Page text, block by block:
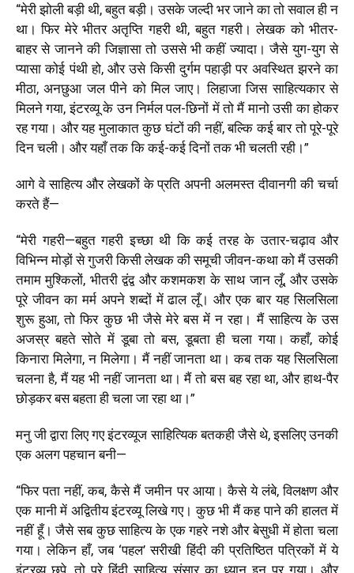
“मेरी झोली बड़ी थी, बहुत बड़ी। उसके जल्दी भर जाने का तो सवाल ही न
था। फिर मेरे भीतर अतृप्ति गहरी थी, बहुत गहरी। लेखक को भीतर-
बाहर से जानने की जिज्ञासा तो उससे भी कहीं ज्यादा। जैसे युग-युग से
प्यासा कोई पंथी हो, और उसे किसी दुर्गम पहाड़ी पर अवस्थित झरने का
मीठा, अनछुआ जल पीने को मिल जाए। लिहाजा जिस साहित्यकार से
मिलने गया, इंटरव्यू के उन निर्मल पल-छिनों में तो मैं मानो उसी का होकर
रह गया। और यह मुलाकात कुछ घंटों की नहीं, बल्कि कई बार तो पूरे-पूरे
दिन चली। और यहाँ तक कि कई-कई दिनों तक भी चलती रही।”
आगे वे साहित्य और लेखकों के प्रति अपनी अलमस्त दीवानगी की चर्चा
करते हैं—
“मेरी गहरी—बहुत गहरी इच्छा थी कि कई तरह के उतार-चढ़ाव और
विभिन्न मोड़ों से गुजरी किसी लेखक की समूची जीवन-कथा को मैं उसकी
तमाम मुश्किलों, भीतरी द्वंद्व और कशमकश के साथ जान लूँ, और उसके
पूरे जीवन का मर्म अपने शब्दों में ढाल लूँ। और एक बार यह सिलसिला
शुरू हुआ, तो फिर कुछ भी जैसे मेरे बस में न रहा। मैं साहित्य के उस
अजस्र बहते सोते में डूबा तो बस, डूबता ही चला गया। कहाँ, कोई
किनारा मिलेगा, न मिलेगा। मैं नहीं जानता था। कब तक यह सिलसिला
चलना है, मैं यह भी नहीं जानता था। मैं तो बस बह रहा था, और हाथ-पैर
छोड़कर बस बहता ही चला जा रहा था।”
मनु जी द्वारा लिए गए इंटरव्यूज साहित्यिक बतकही जैसे थे, इसलिए उनकी
एक अलग पहचान बनी—
“फिर पता नहीं, कब, कैसे मैं जमीन पर आया। कैसे ये लंबे, विलक्षण और
एक मानी में अद्वितीय इंटरव्यू लिखे गए। कुछ भी मैं कह पाने की हालत में
नहीं हूँ। जैसे सब कुछ साहित्य के एक गहरे नशे और बेसुधी में होता चला
गया। लेकिन हाँ, जब ‘पहल’ सरीखी हिंदी की प्रतिष्ठित पत्रिकों में ये
इंटरव्यू छपे, तो पूरे हिंदी साहित्य संसार का ध्यान इन पर गया। और